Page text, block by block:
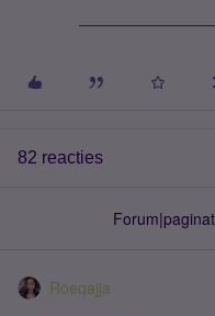
82 reacties
Roeqajja